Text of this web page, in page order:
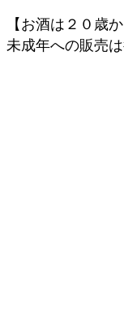
【お酒は２０歳
未成年への販売